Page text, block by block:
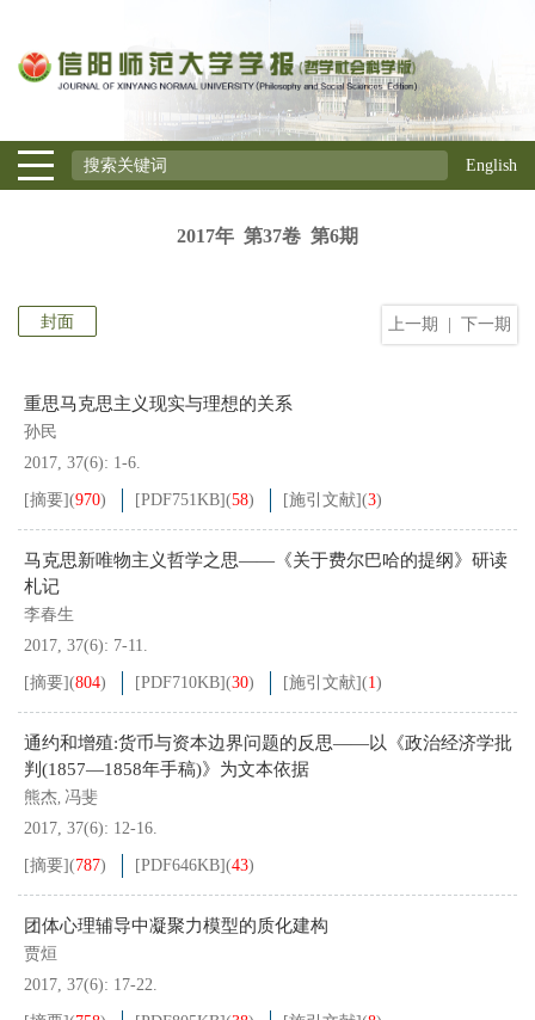
English
2017年 第37卷 第6期
上一期 下一期
封面
重思马克思主义现实与理想的关系
孙民
2017, 37(6): 1-6.
[摘要](970) [PDF751KB](58) [施引文献](3)
马克思新唯物主义哲学之思——《关于费尔巴哈的提纲》研读
札记
李春生
2017, 37(6): 7-11.
[摘要](804) [PDF710KB](30) [施引文献](1)
通约和增殖:货币与资本边界问题的反思——以《政治经济学批
判(1857—1858年手稿)》为文本依据
熊杰, 冯斐
2017, 37(6): 12-16.
[摘要](787) [PDF646KB](43)
团体心理辅导中凝聚力模型的质化建构
贾烜
2017, 37(6): 17-22.